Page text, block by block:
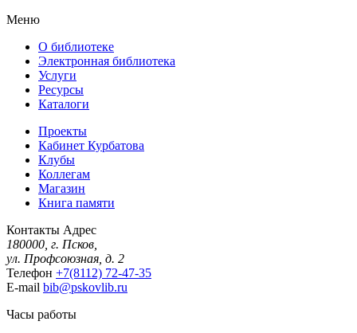
Меню
О библиотеке
Электронная библиотека
Услуги
Ресурсы
Каталоги
Проекты
Кабинет Курбатова
Клубы
Коллегам
Магазин
Книга памяти
Контакты Адрес
180000, г. Псков,
ул. Профсоюзная, д. 2
Телефон +7(8112) 72-47-35
E-mail bib@pskovlib.ru
Часы работы